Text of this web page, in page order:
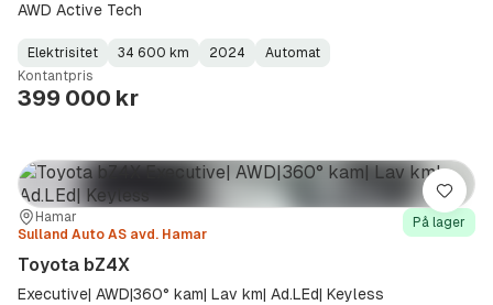
AWD Active Tech
Fuel
Type:
Elektrisitet
Kilometerstand:
34 600 km
Model
Year:
2024
Gearbox
Type:
Automat
Kontantpris
399 000 kr
Sted:Hamar
Forhandler:
Sulland Auto AS avd. Hamar
På lager
Toyota bZ4X
Executive| AWD|360° kam| Lav km| Ad.LEd| Keyless
Lagre